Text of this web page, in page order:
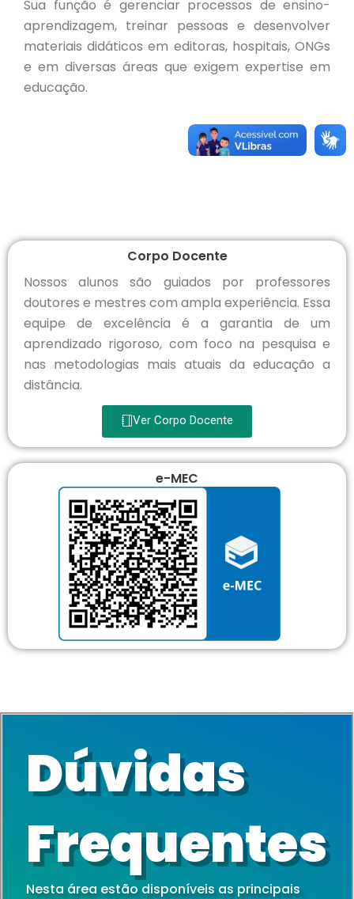
Sua função é gerenciar processos de ensino-
aprendizagem, treinar pessoas e desenvolver
materiais didáticos em editoras, hospitais, ONGs
e em diversas áreas que exigem expertise em
educação.
Corpo Docente
Nossos alunos são guiados por professores
doutores e mestres com ampla experiência. Essa
equipe de excelência é a garantia de um
aprendizado rigoroso, com foco na pesquisa e
nas metodologias mais atuais da educação a
distância.
Ver Corpo Docente
e-MEC
Dúvidas
Frequentes
Nesta área estão disponíveis as principais